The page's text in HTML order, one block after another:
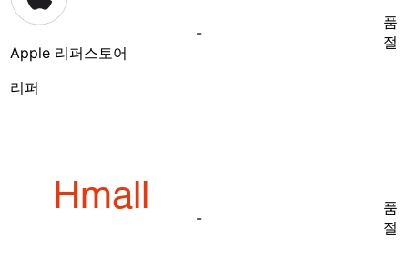
Apple 리퍼스토어
리퍼
-
품
절
-
품
절